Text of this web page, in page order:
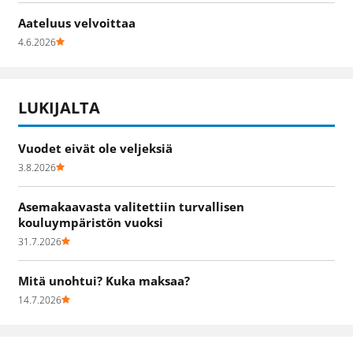
Aateluus velvoittaa
4.6.2026
LUKIJALTA
Vuodet eivät ole veljeksiä
3.8.2026
Asemakaavasta valitettiin turvallisen
kouluympäristön vuoksi
31.7.2026
Mitä unohtui? Kuka maksaa?
14.7.2026